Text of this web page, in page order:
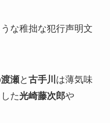
な稚拙な犯行声明文
渡瀬と 古手川 は薄気味
た光崎藤次郎や